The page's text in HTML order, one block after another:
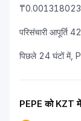
परिसंचारी आपूर्ति
पिछले 24 घंटों में,
PEPE को KZT